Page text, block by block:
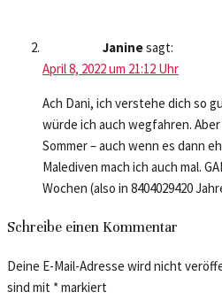
Janinesagt:
April 8, 2022 um 21:12 Uhr
Ach Dani, ich verstehe dich so
würde ich auch wegfahren.
Sommer – auch wenn es dann
Malediven mach ich auch mal.
Wochen (also in 8404029420
Schreibe einen Kommentar
Deine E-Mail-Adresse wird nicht
sind mit *markiert